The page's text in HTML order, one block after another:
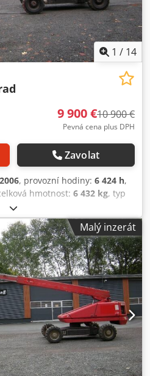
1 / 14
9 900 €10 900 €
Pevná cena plus DPH
Zavolat
2006, provozní hodiny: 6 424 h,
hmotnost: 6 432 kg, typ
Dkedpfx Aiszr I Ide Nor
Malý inzerát